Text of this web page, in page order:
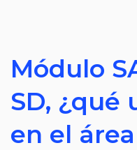
Módulo
SD,
en el